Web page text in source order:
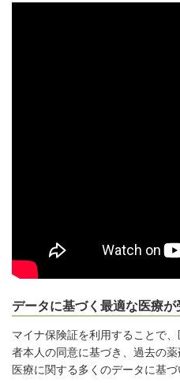
データに基づく最適な医療が
マイナ保険証を利用することで
者本人の同意に基づき、過去の
医療に関する多くのデータに基